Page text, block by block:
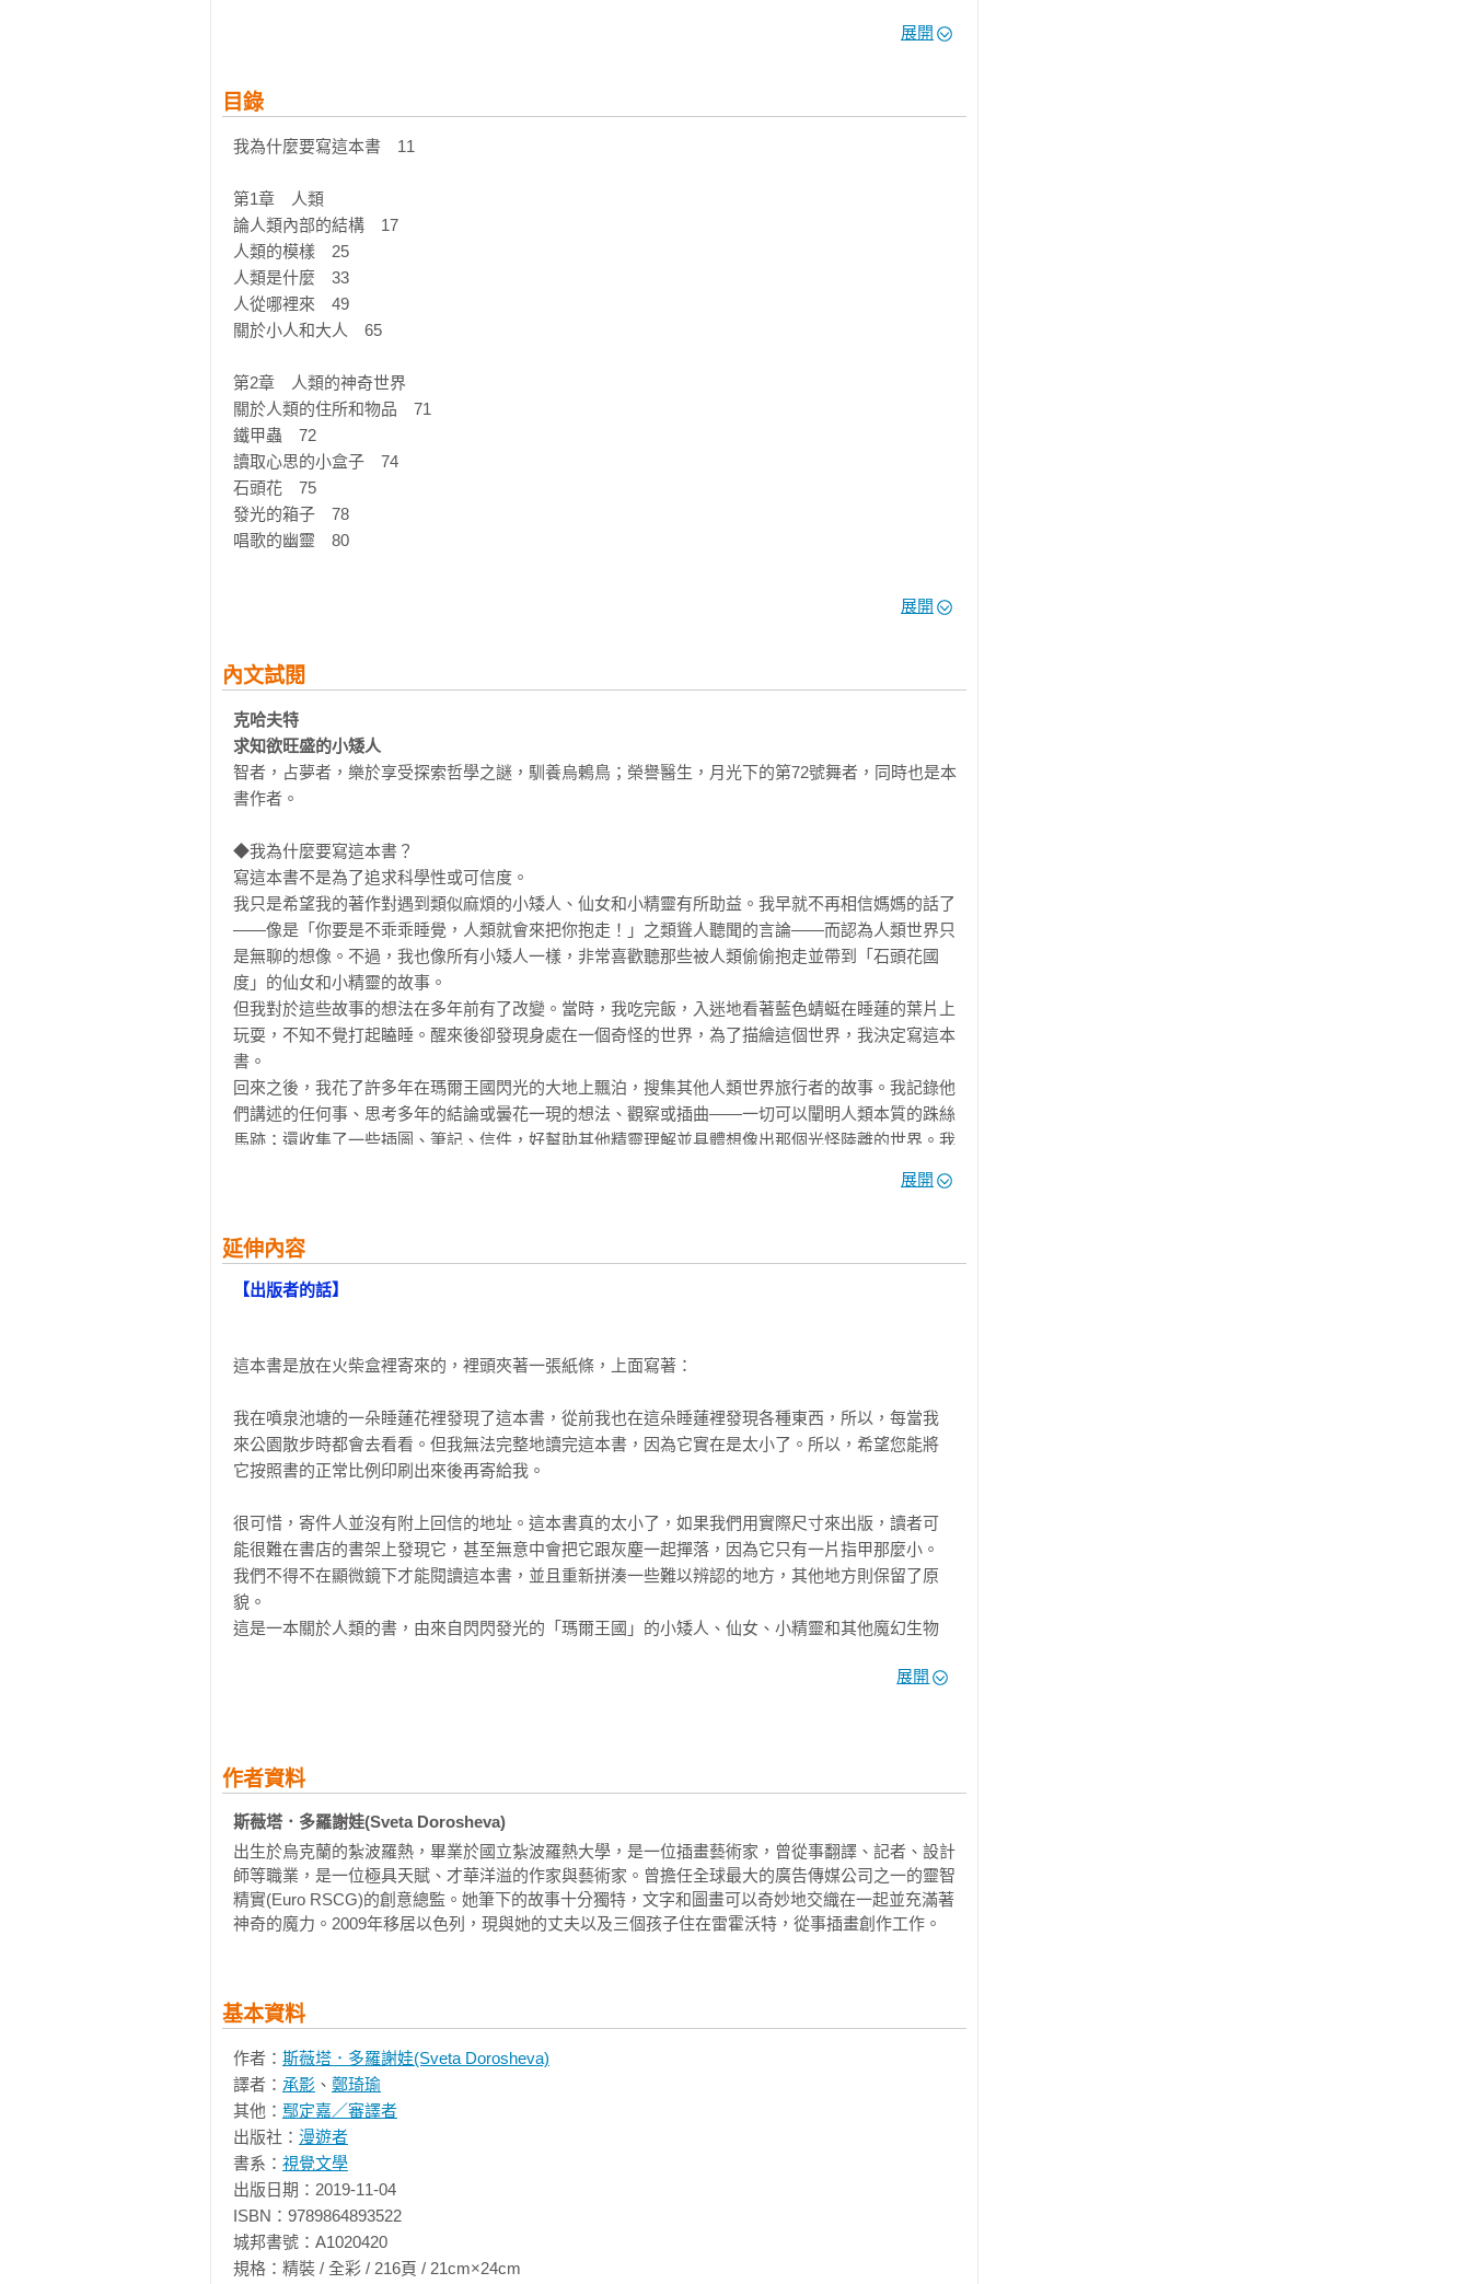
吃灰塵工具等等……。
被精靈們視為珍寶的樹葉和石頭，到了人類世界卻成了最不起眼的垃圾——所有人類早就習以為常的
生活與種種的一切，都帶給我們莫大的衝擊。因此我在書中鉅細靡遺地紀錄下，許許多多在人類自以
你是否也有興趣聽一聽，我們在人類世界中所經歷的故事？
這是一部以精靈視角觀察人類的記述百科，
但人類世界中也有一位奇妙的女子，小心翼翼地觀察著這些意外落入人間的精靈。
究竟，誰才是那個用蜂蠟和黏土捏塑傀儡的巫師？
蜂蠟和黏土創造了人類，斯薇塔．多羅謝娃也以她以充滿哲學意境的文字與瑰麗魔幻的插圖，為我們
構築出一個精靈與人類相遇的奇境。
作者將人們對於經典童話故事的印象，在本書中賦予令人耳目一新的諷刺轉變。看似新奇無害、童言
童語的描述背後，其實埋藏著作者審視現今人類社會中諸多矛盾和荒謬行為的批判。本書就像是精靈
世界的魔法鏡，透過這面鏡子，作者將引導讀者進入一個充滿幻想和寓言的世界，並巧妙揭示了許多
關於人們隱而未顯、值得省思的真理。
◆本書2014年在俄羅斯甫出版，半年即銷售破萬冊，現已授權美國、日本、中國、阿拉伯、羅馬尼
亞、阿爾巴尼亞等多國語言；2016年被提名俄羅斯全國暢銷書獎，美國亞馬遜一致五星讚譽。
◆將人類世界的現實與精靈世界的幻想穿插交織，是一部極具想像力與獨特魅力的俄國原創圖文書。
◆它既不是童話故事，也不是兒童讀物；正確地說，它是一本極具童心與藝術性，同時亦可陪伴兒童
成長與啟人省思的成人讀物。
◆作者以水彩、壓克力、針筆等繪畫媒材，將色彩繽紛的渲染彩畫與中世紀植物圖、復古風格的線稿
◆作者將書中的許多文字都融合精靈形象、化為奇特的花體字，帶給讀者獨樹一幟的閱讀趣味。
【推薦】
Via Fang（Via的動物祕密生活 作者）
展開
目錄
我為什麼要寫這本書　11
第1章　人類
論人類內部的結構　17
人類的模樣　25
人類是什麼　33
人從哪裡來　49
關於小人和大人　65
第2章　人類的神奇世界
關於人類的住所和物品　71
鐵甲蟲　72
讀取心思的小盒子　74
石頭花　75
發光的箱子　78
唱歌的幽靈　80
關於人類的某些信仰　95
宗教儀式與習俗　107
音樂　123
關於人類的工作　129
舞蹈　133
人為什麼要哭和笑　145
第4章　人類的語言
白日夢　157
特盧馬奇　158
戀人的語言　163
衣服的語言　166
第5章　人類世界與瑪爾王國的聯繫
關於薇羅尼卡的頭髮、白象和霧　183
莉欽尼婭被偷的亞麻布畫的祕密　187
夜　197
展開
內文試閱
克哈夫特
求知欲旺盛的小矮人
智者，占夢者，樂於享受探索哲學之謎，馴養烏鶇鳥；榮譽醫生，月光下的第72號舞者，同時也是本
書作者。
◆我為什麼要寫這本書？
寫這本書不是為了追求科學性或可信度。
我只是希望我的著作對遇到類似麻煩的小矮人、仙女和小精靈有所助益。我早就不再相信媽媽的話了
——像是「你要是不乖乖睡覺，人類就會來把你抱走！」之類聳人聽聞的言論——而認為人類世界只
是無聊的想像。不過，我也像所有小矮人一樣，非常喜歡聽那些被人類偷偷抱走並帶到「石頭花國
度」的仙女和小精靈的故事。
但我對於這些故事的想法在多年前有了改變。當時，我吃完飯，入迷地看著藍色蜻蜓在睡蓮的葉片上
玩耍，不知不覺打起瞌睡。醒來後卻發現身處在一個奇怪的世界，為了描繪這個世界，我決定寫這本
書。
回來之後，我花了許多年在瑪爾王國閃光的大地上飄泊，搜集其他人類世界旅行者的故事。我記錄他
們講述的任何事、思考多年的結論或曇花一現的想法、觀察或插曲——一切可以闡明人類本質的跦絲
馬跡；還收集了一些插圖、筆記、信件，好幫助其他精靈理解並具體想像出那個光怪陸離的世界。我
幻覺，因為皮克西妖精把會令人變得糊塗的毒蘑菇放進我的煙斗！或者說，我收集的所有資料都是像
我明白這是對我的挖苦，因為我原本也是這樣的人。再者，關於人類生活的故事是那樣地稀奇古怪，
我有許多證據可以證明人類是真實存在的，但這些證據都太過於顯而易見，以致於都被忽略，就像那
很不幸——但又或許是幸運的——前往人類世界的通道並非總是開啟的，不然馬上就能讓那些目光短
每個「幸運兒」落入石頭花國度的方式各不相同。當時，一邊看著蜻蜓姑娘玩耍而進入夢鄉的我，在
醒來後就直接回家，卻突然發現面前那道門並不是我家大門。我把門稍微打開，沒看見家裡那道貼有
蝴蝶翅膀的牆，也沒找到用烏鶇蛋做成的傢俱，更沒看到我心愛的書櫃：裡面有我珍藏的貝殼，以及
西。後來我才知道，這個地方叫做「公寓」。
我在人類世界度過了三個人類年，並發現了一件令人吃驚的事：我們的世界完全不在愛開玩笑的格雷
姆普神的鈴鐺裡——這個鈴鐺據說是他拿心愛的索福尼茲巴女神的鈕扣換來的。是的，我們整個瑪爾
王國閃閃發光的大地、空中寶塔、滿佈蜘蛛網的城堡，這些都只存在於一個四歲小男孩的小拇指和無
名指之間，而這個小男孩就住在這間公寓裡！
我們最廣袤的國土居然散落在人類一些微不足道的物品之間。「小精靈王國」就在牆上的釘孔裡，用
一幅畫覆蓋著；陰鬱的「樹洞精靈王國」是在一個抽屜裡；而那個五光十色的「魔法書王國」則是在
們的世界裡，蒲公英的一片絨毛飛一會兒的工夫，人類世界就可能更迭了幾代和幾個世紀，連地形都
改變了。《夢境之書》中說，我們這裡一千年發生一次的地震，肇因於格雷姆普在夢裡哈哈大笑，因
為他夢見索福尼茲巴女神跳烏龜扭扭舞的樣子。請原諒我褻瀆神靈，但事實並非如此。一切只因
為……換了一批孩子。
事情是這樣的，人類的小孩一長大，就不再相信童話、魔法、仙女和小精靈了，換句話說，就是不再
相信我們。在某天清晨，當小孩一覺醒來，變成聰明的成年人時，我們的星球就變得黯淡、大地不斷
搖動，直到由孩子呼出的氣息編織而成的飛龍把我們的瑪爾王國帶到另一個孩子身邊為止。
凡圖弗爾‧巴察列利的綜合調查研究
關於人類起源這個主題有幾個經典的版本很有名。
樹洞精靈相信，人是巫師用蜂蠟、泥土或黏土捏塑出來的，然後把他們當做自己魔法事務的助手來使
喚。巫師在每個人的嘴裡放了一張寫著各項任務的紙條。對巫師來說，這是每天的例行工作，在人類
世界則被叫作「生命的意義」。在把人派去「石頭森林」之前，巫師會在他身上綁一根繩索，好讓人
在完成指令後回得來。
人可以在人類世界裡生活一輩子，卻從來不知道紙條上寫了什麼，但這不代表他沒去執行巫師的任
務，他可能只是不了解任務為何。如果被製造出來的人是瑕疵品，沒能力完成紙條上的任務，巫師會
剪斷一端繫在那人家裡的繩索，他就會在人類世界裡死去。有些人看得到這一切，所以經常描繪從雲
中伸出一隻正在剪斷繩索的神祕之手。
山妖則相信，人是從墳墓裡復活的石頭巨怪，也會受到巫師紙條的控制。仙女的迷信傳說認為，每當
展開
延伸內容
【出版者的話】
這本書是放在火柴盒裡寄來的，裡頭夾著一張紙條，上面寫著：
我在噴泉池塘的一朵睡蓮花裡發現了這本書，從前我也在這朵睡蓮裡發現各種東西，所以，每當我
來公園散步時都會去看看。但我無法完整地讀完這本書，因為它實在是太小了。所以，希望您能將
它按照書的正常比例印刷出來後再寄給我。
很可惜，寄件人並沒有附上回信的地址。這本書真的太小了，如果我們用實際尺寸來出版，讀者可
能很難在書店的書架上發現它，甚至無意中會把它跟灰塵一起撣落，因為它只有一片指甲那麼小。
我們不得不在顯微鏡下才能閱讀這本書，並且重新拼湊一些難以辨認的地方，其他地方則保留了原
貌。
這是一本關於人類的書，由來自閃閃發光的「瑪爾王國」的小矮人、仙女、小精靈和其他魔幻生物
落入人類世界，這些意外的旅行者就成了本書作者，書中收錄他們對人類生活的各種觀察和描述，
的並不是內容有多可信，而是他們對我們已司空見慣的東西所抱持的驚奇目光。
展開
作者資料
斯薇塔．多羅謝娃(Sveta Dorosheva)
出生於烏克蘭的紮波羅熱，畢業於國立紮波羅熱大學，是一位插畫藝術家，曾從事翻譯、記者、設計
師等職業，是一位極具天賦、才華洋溢的作家與藝術家。曾擔任全球最大的廣告傳媒公司之一的靈智
精實(Euro RSCG)的創意總監。她筆下的故事十分獨特，文字和圖畫可以奇妙地交織在一起並充滿著
神奇的魔力。2009年移居以色列，現與她的丈夫以及三個孩子住在雷霍沃特，從事插畫創作工作。
基本資料
作者： 斯薇塔．多羅謝娃(Sveta Dorosheva)
譯者： 承影 、 鄭琦瑜
其他： 鄢定嘉／審譯者
出版社： 漫遊者
書系： 視覺文學
出版日期：2019-11-04
ISBN：9789864893522
城邦書號：A1020420
規格：精裝 / 全彩 / 216頁 / 21cm×24cm